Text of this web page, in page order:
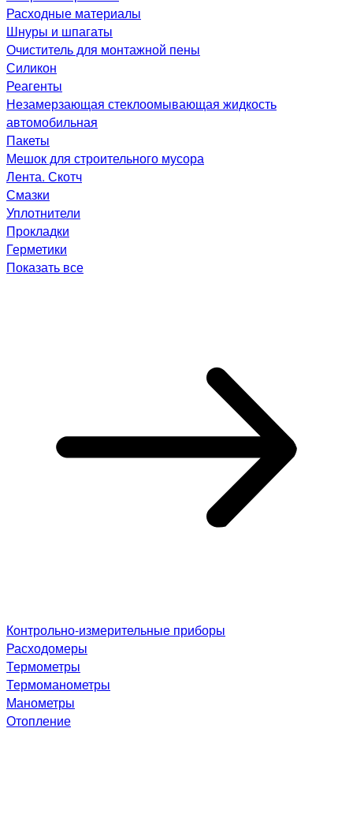
Расходные материалы
Шнуры и шпагаты
Очиститель для монтажной пены
Силикон
Реагенты
Незамерзающая стеклоомывающая жидкость
автомобильная
Пакеты
Мешок для строительного мусора
Лента. Скотч
Смазки
Уплотнители
Прокладки
Герметики
Показать все
Контрольно-измерительные приборы
Расходомеры
Термометры
Термоманометры
Манометры
Отопление